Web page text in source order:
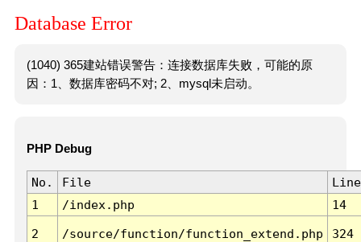
Database Error
(1040) 365建站错误警告：连接数据库失败，可能的原
因：1、数据库密码不对; 2、mysql未启动。
PHP Debug
No. File
Line
1
/index.php 14
2 /source/function/function_extend.php 324